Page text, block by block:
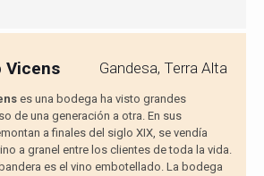
Vicens Gandesa, Terra Alta
es una bodega ha visto grandes
de una generación a otra. En sus
a finales del siglo XIX, se vendía
a granel entre los clientes de toda la vida.
es el vino embotellado. La bodega